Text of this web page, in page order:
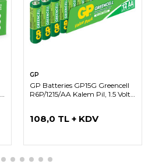
GP
GP Batteries GP15G Greencell
R6P/1215/AA Kalem Pil, 1.5 Volt,
108,0 TL + KDV